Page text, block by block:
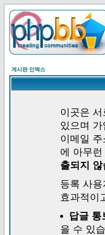
게시판 인덱스
이곳은
있으며
이메일
에 아무
출되지
등록 사
효과적이
답글 통
을 수 있